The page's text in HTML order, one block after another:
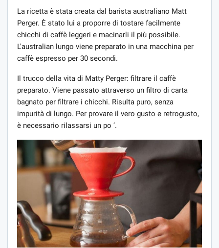
La ricetta è stata creata dal barista australiano Matt
Perger. È stato lui a proporre di tostare facilmente
chicchi di caffè leggeri e macinarli il più possibile.
L'australian lungo viene preparato in una macchina per
caffè espresso per 30 secondi.
Il trucco della vita di Matty Perger: filtrare il caffè
preparato. Viene passato attraverso un filtro di carta
bagnato per filtrare i chicchi. Risulta puro, senza
impurità di lungo. Per provare il vero gusto e retrogusto,
è necessario rilassarsi un po ‘.